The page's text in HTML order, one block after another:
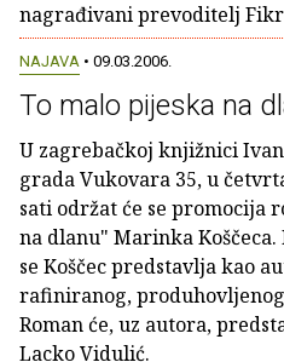
nagrađivani prevoditelj
NAJAVA • 09.03.2006.
To malo pijeska na
U zagrebačkoj knjižnici
grada Vukovara 35, u
sati održat će se promocija
na dlanu" Marinka
se Koščec predstavlja kao
rafiniranog,
Roman će, uz autora,
Lacko Vidulić.